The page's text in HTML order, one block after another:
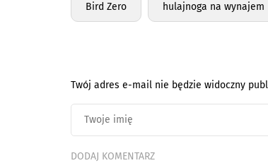
Bird Zero hulajnoga na wynajem
Twój adres e-mail nie będzie widoczny
DODAJ KOMENTARZ